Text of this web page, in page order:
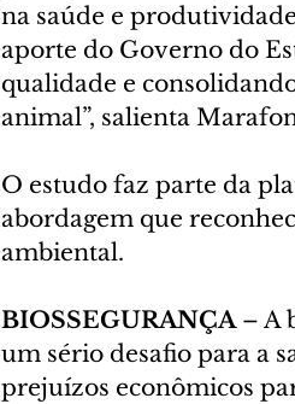
na saúde e
aporte do Governo do
qualidade e
animal”, salienta
O estudo faz parte da
abordagem que
ambiental.
BIOSSEGURANÇA – A
um sério desafio para a
prejuízos econômicos